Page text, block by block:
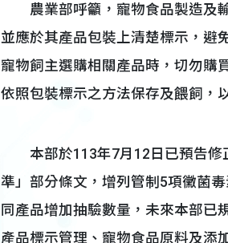
農業部呼籲，寵物食品製造及輸
並應於其產品包裝上清楚標示，避
寵物飼主選購相關產品時，切勿購
依照包裝標示之方法保存及餵飼，
本部於113年7月12日已預告修
準」部分條文，增列管制5項黴菌
同產品增加抽驗數量，未來本部已
產品標示管理、寵物食品原料及添